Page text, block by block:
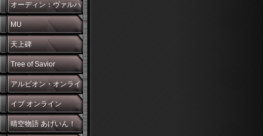
オーディン：ヴァルハ
ラ・ライジング
MU
天上碑
Tree of Savior
アルビオン・オンライ
ン
イブ オンライン
晴空物語 あげいん！